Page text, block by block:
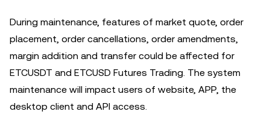
During maintenance, features of market quote, order
placement, order cancellations, order amendments,
margin addition and transfer could be affected for
ETCUSDT and ETCUSD Futures Trading. The system
maintenance will impact users of website, APP, the
desktop client and API access.